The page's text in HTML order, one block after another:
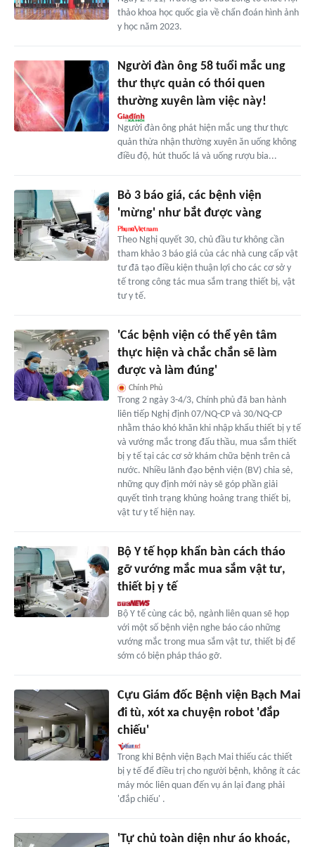
thảo khoa học quốc gia về chẩn đoán hình ảnh
y học năm 2023.
Người đàn ông 58 tuổi mắc ung
thư thực quản có thói quen
thường xuyên làm việc này!
Người đàn ông phát hiện mắc ung thư thực
quản thừa nhận thường xuyên ăn uống không
điều độ, hút thuốc lá và uống rượu bia...
Bỏ 3 báo giá, các bệnh viện
'mừng' như bắt được vàng
Theo Nghị quyết 30, chủ đầu tư không cần
tham khảo 3 báo giá của các nhà cung cấp vật
tư đã tạo điều kiện thuận lợi cho các cơ sở y
tế trong công tác mua sắm trang thiết bị, vật
tư y tế.
'Các bệnh viện có thể yên tâm
thực hiện và chắc chắn sẽ làm
được và làm đúng'
Chính Phủ
Trong 2 ngày 3-4/3, Chính phủ đã ban hành
liên tiếp Nghị định 07/NQ-CP và 30/NQ-CP
nhằm tháo khó khăn khi nhập khẩu thiết bị y tế
và vướng mắc trong đấu thầu, mua sắm thiết
bị y tế tại các cơ sở khám chữa bệnh trên cả
nước. Nhiều lãnh đạo bệnh viện (BV) chia sẻ,
những quy định mới này sẽ góp phần giải
quyết tình trạng khủng hoảng trang thiết bị,
vật tư y tế hiện nay.
Bộ Y tế họp khẩn bàn cách tháo
gỡ vướng mắc mua sắm vật tư,
thiết bị y tế
Bộ Y tế cùng các bộ, ngành liên quan sẽ họp
với một số bệnh viện nghe báo cáo những
vướng mắc trong mua sắm vật tư, thiết bị để
sớm có biện pháp tháo gỡ.
Cựu Giám đốc Bệnh viện Bạch Mai
đi tù, xót xa chuyện robot 'đắp
chiếu'
Trong khi Bệnh viện Bạch Mai thiếu các thiết
bị y tế để điều trị cho người bệnh, không ít các
máy móc liên quan đến vụ án lại đang phải
'đắp chiếu' .
'Tự chủ toàn diện như áo khoác,